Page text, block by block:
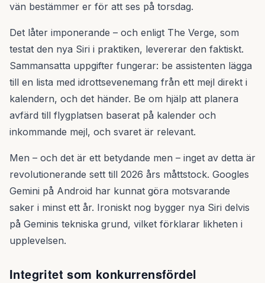
vän bestämmer er för att ses på torsdag.
Det låter imponerande – och enligt The Verge, som
testat den nya Siri i praktiken, levererar den faktiskt.
Sammansatta uppgifter fungerar: be assistenten lägga
till en lista med idrottsevenemang från ett mejl direkt i
kalendern, och det händer. Be om hjälp att planera
avfärd till flygplatsen baserat på kalender och
inkommande mejl, och svaret är relevant.
Men – och det är ett betydande men – inget av detta är
revolutionerande sett till 2026 års måttstock. Googles
Gemini på Android har kunnat göra motsvarande
saker i minst ett år. Ironiskt nog bygger nya Siri delvis
på Geminis tekniska grund, vilket förklarar likheten i
upplevelsen.
Integritet som konkurrensfördel